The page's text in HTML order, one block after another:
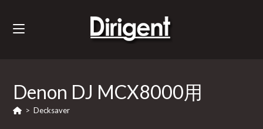
Denon DJ MCX8000用
> Decksaver